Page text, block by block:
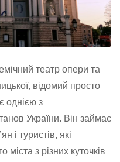
театр опери та
відомий просто
однією з
України. Він займає
і туристів, які
з різних куточків